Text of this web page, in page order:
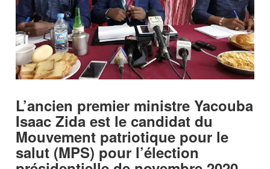
L’ancien premier ministre Yacouba
Isaac Zida est le candidat du
Mouvement patriotique pour le
salut (MPS) pour l’élection